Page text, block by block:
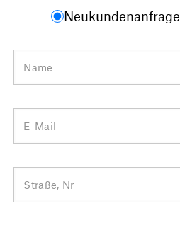
Neukundenanfrage